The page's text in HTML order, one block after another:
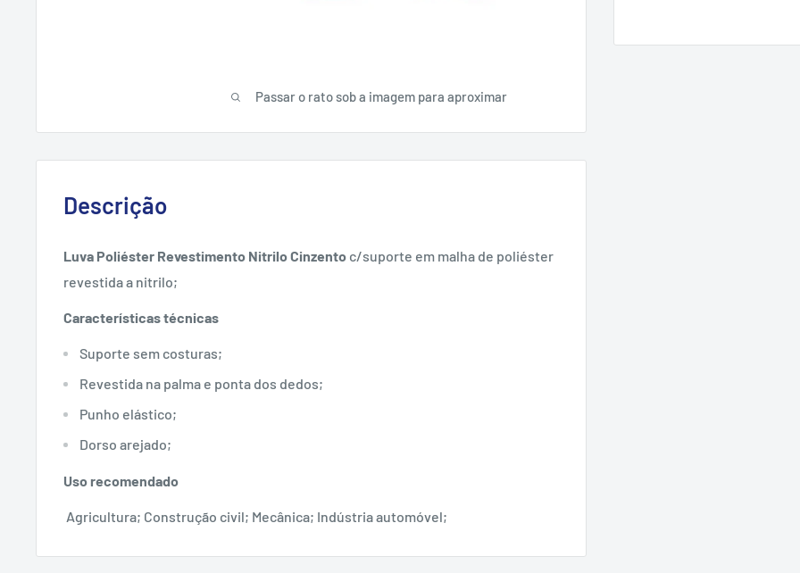
Passar o rato sob a imagem para aproximar
Descrição
Luva Poliéster Revestimento Nitrilo Cinzento c/suporte em malha de poliéster
revestida a nitrilo;
Características técnicas
Suporte sem costuras;
Revestida na palma e ponta dos dedos;
Punho elástico;
Dorso arejado;
Uso recomendado
Agricultura; Construção civil; Mecânica; Indústria automóvel;